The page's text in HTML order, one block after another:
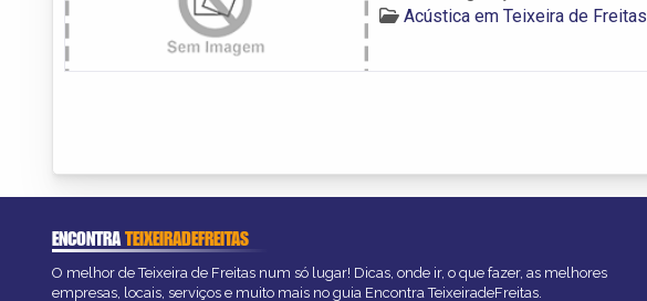
Acústica em Teixeira de Freitas
ENCONTRATEIXEIRADEFREITAS
O melhor de Teixeira de Freitas num só lugar! Dicas, onde ir, o que fazer, as melhores
empresas, locais, serviços e muito mais no guia Encontra TeixeiradeFreitas.